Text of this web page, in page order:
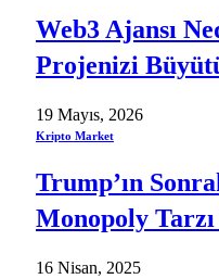
Web3 Ajansı
Projenizi
19 Mayıs, 2026
Kripto Market
Trump’ın
Monopoly
16 Nisan, 2025